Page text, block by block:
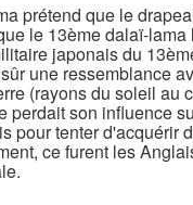
prétend que le
le 13ème dalaï-
japonais du
une ressemblance
(rayons du soleil au
son influence
pour tenter
ce furent les